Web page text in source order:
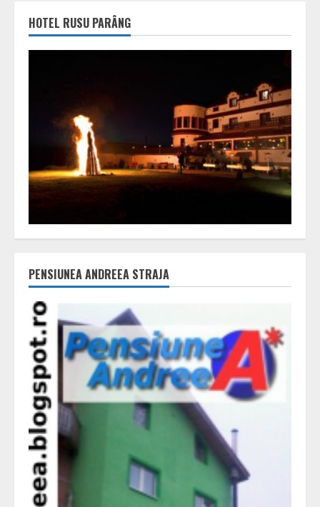
HOTEL RUSU PARÂNG
PENSIUNEA ANDREEA STRAJA